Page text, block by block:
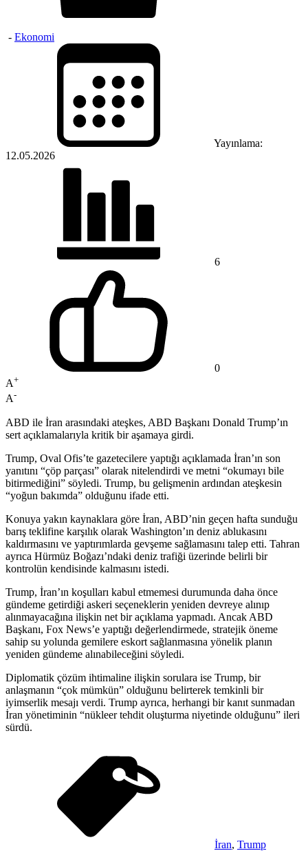
- Ekonomi
Yayınlama:
12.05.2026
6
0
A+
A-
ABD ile İran arasındaki ateşkes, ABD Başkanı Donald Trump’ın
sert açıklamalarıyla kritik bir aşamaya girdi.
Trump, Oval Ofis’te gazetecilere yaptığı açıklamada İran’ın son
yanıtını “çöp parçası” olarak nitelendirdi ve metni “okumayı bile
bitirmediğini” söyledi. Trump, bu gelişmenin ardından ateşkesin
“yoğun bakımda” olduğunu ifade etti.
Konuya yakın kaynaklara göre İran, ABD’nin geçen hafta sunduğu
barış teklifine karşılık olarak Washington’ın deniz ablukasını
kaldırmasını ve yaptırımlarda gevşeme sağlamasını talep etti. Tahran
ayrıca Hürmüz Boğazı’ndaki deniz trafiği üzerinde belirli bir
kontrolün kendisinde kalmasını istedi.
Trump, İran’ın koşulları kabul etmemesi durumunda daha önce
gündeme getirdiği askeri seçeneklerin yeniden devreye alınıp
alınmayacağına ilişkin net bir açıklama yapmadı. Ancak ABD
Başkanı, Fox News’e yaptığı değerlendirmede, stratejik öneme
sahip su yolunda gemilere eskort sağlanmasına yönelik planın
yeniden gündeme alınabileceğini söyledi.
Diplomatik çözüm ihtimaline ilişkin sorulara ise Trump, bir
anlaşmanın “çok mümkün” olduğunu belirterek temkinli bir
iyimserlik mesajı verdi. Trump ayrıca, herhangi bir kanıt sunmadan
İran yönetiminin “nükleer tehdit oluşturma niyetinde olduğunu” ileri
sürdü.
İran, Trump